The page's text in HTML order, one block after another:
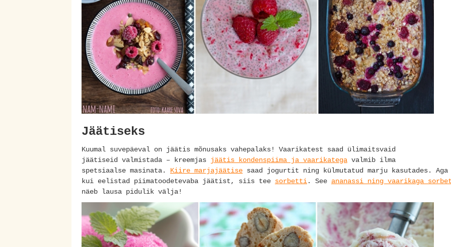
Jäätiseks
Kuumal suvepäeval on jäätis mõnusaks vahepalaks! Vaarikatest saad ülimaitsvaid
jäätiseid valmistada – kreemjas jäätis kondenspiima ja vaarikatega valmib ilma
spetsiaalse masinata. Kiire marjajäätise saad jogurtit ning külmutatud marju kasutades. Aga
kui eelistad piimatoodetevaba jäätist, siis tee sorbetti. See ananassi ning vaarikaga
näeb lausa pidulik välja!